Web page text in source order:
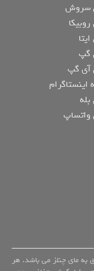
سروش
گپ
آی گپ
واتساپ
به مای چنلز می باشد. هر